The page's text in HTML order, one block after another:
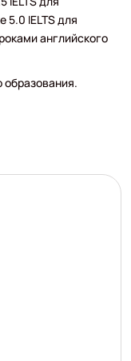
5.0 IELTS для
английского
образования.